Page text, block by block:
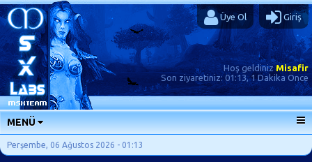
Üye Ol Giriş
Hoş geldinizMisafir
Son ziyaretiniz: 01:13, 1 Dakika Önce
MENÜ
ANA SAYFA
Perşembe, 06 Ağustos 2026 - 01:13